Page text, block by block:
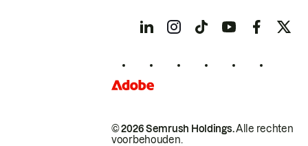
© 2026 Semrush Holdings.Alle rechten
voorbehouden.